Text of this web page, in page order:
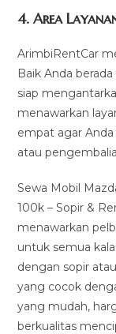
4.Area
ArimbiRentCar
Baik Anda
siap
menawarkan
empat agar
atau
Sewa Mobil
100k – Sopir &
menawarkan
untuk semua
dengan sopir
yang cocok
yang mudah,
berkualitas